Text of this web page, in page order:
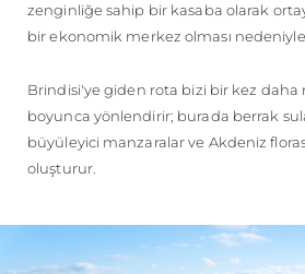
zenginliğe sahip bir kasaba olarak
bir ekonomik merkez olması
Brindisi'ye giden rota bizi bir kez daha
boyunca yönlendirir; burada berrak
büyüleyici manzaralar ve Akdeniz
oluşturur.